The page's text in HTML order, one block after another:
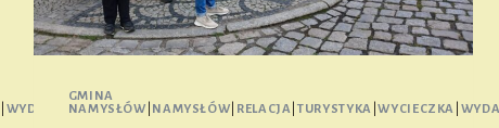
WYDARZENIE
GMINA
NAMYSŁÓW NAMYSŁÓW RELACJA |TURYSTYKA |WYCIECZKA